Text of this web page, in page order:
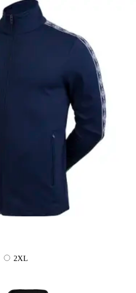
2XL